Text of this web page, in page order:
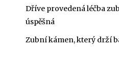
Dříve provedená léčba
úspěšná
Zubní kámen, který drží